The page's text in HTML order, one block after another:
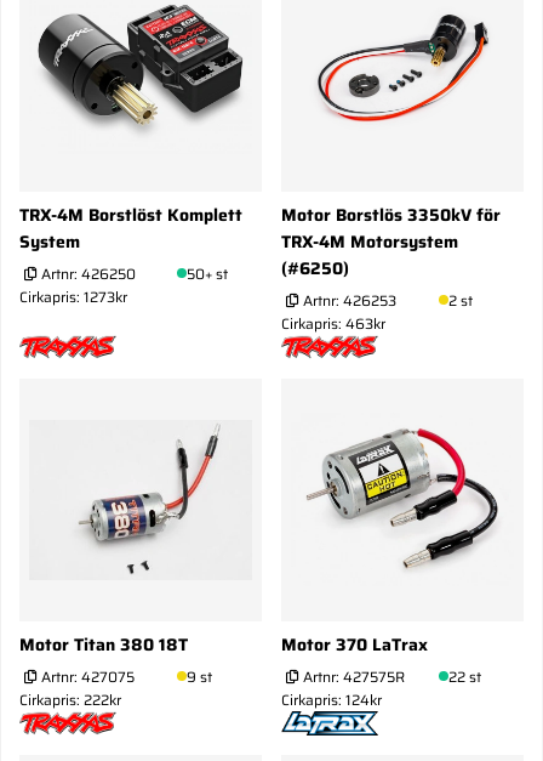
TRX-4M Borstlöst Komplett
System
Artnr: 426250
50+ st
Cirkapris: 1273kr
Motor Borstlös 3350kV för
TRX-4M Motorsystem
(#6250)
Artnr: 426253
2 st
Cirkapris: 463kr
Motor Titan 380 18T
Artnr: 427075
9 st
Cirkapris: 222kr
Motor 370 LaTrax
Artnr: 427575R
22 st
Cirkapris: 124kr